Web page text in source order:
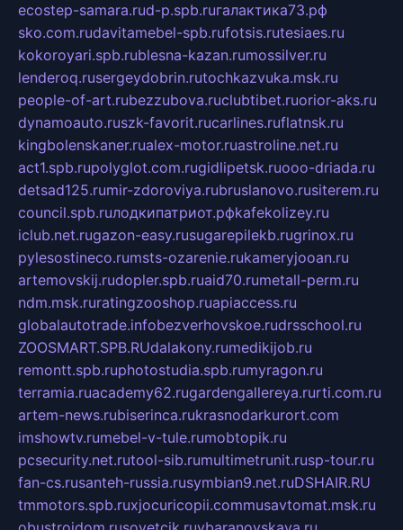
ecostep-samara.rud-p.spb.ruгалактика73.рф
sko.com.rudavitamebel-spb.rufotsis.rutesiaes.ru
kokoroyari.spb.rublesna-kazan.rumossilver.ru
lenderoq.rusergeydobrin.rutochkazvuka.msk.ru
people-of-art.rubezzubova.ruclubtibet.ruorior-aks.ru
dynamoauto.ruszk-favorit.rucarlines.ruflatnsk.ru
kingbolenskaner.rualex-motor.ruastroline.net.ru
act1.spb.rupolyglot.com.rugidlipetsk.ruooo-driada.ru
detsad125.rumir-zdoroviya.rubruslanovo.rusiterem.ru
council.spb.ruлодкипатриот.рфkafekolizey.ru
iclub.net.rugazon-easy.rusugarepilekb.rugrinox.ru
pylesostineco.rumsts-ozarenie.rukameryjooan.ru
artemovskij.rudopler.spb.ruaid70.rumetall-perm.ru
ndm.msk.ruratingzooshop.ruapiaccess.ru
globalautotrade.infobezverhovskoe.rudrsschool.ru
ZOOSMART.SPB.RUdalakony.rumedikijob.ru
remontt.spb.ruphotostudia.spb.rumyragon.ru
terramia.ruacademy62.rugardengallereya.rurti.com.ru
artem-news.rubiserinca.rukrasnodarkurort.com
imshowtv.rumebel-v-tule.rumobtopik.ru
pcsecurity.net.rutool-sib.rumultimetrunit.rusp-tour.ru
fan-cs.rusanteh-russia.rusymbian9.net.ruDSHAIR.RU
tmmotors.spb.ruxjocuricopii.commusavtomat.msk.ru